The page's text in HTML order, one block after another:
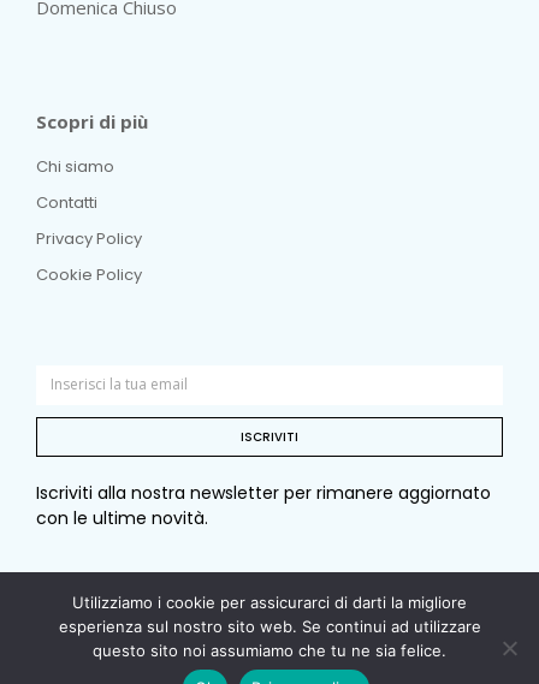
Domenica Chiuso
Scopri di più
Chi siamo
Contatti
Privacy Policy
Cookie Policy
ISCRIVITI
Iscriviti alla nostra newsletter per rimanere aggiornato
con le ultime novità.
© Copyright 2026 Sotto e sopra. Tutti i diritti riservati. –
Utilizziamo i cookie per assicurarci di darti la migliore
esperienza sul nostro sito web. Se continui ad utilizzare
questo sito noi assumiamo che tu ne sia felice.